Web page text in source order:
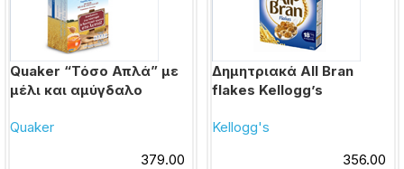
Quaker “Τόσο Απλά” με
μέλι και αμύγδαλο
Quaker
379.00
Δημητριακά All Bran
flakes Kellogg’s
Kellogg's
356.00